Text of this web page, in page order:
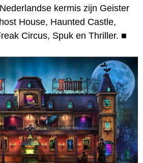
kermis zijn Geister
House, Haunted Castle,
Circus, Spuk en Thriller. ■